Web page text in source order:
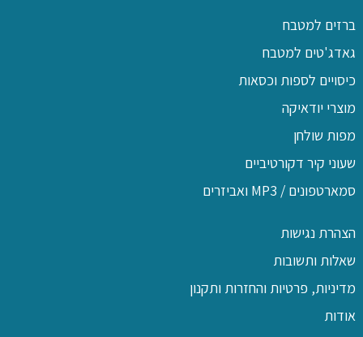
ברזים למטבח
גאדג'טים למטבח
כיסויים לספות וכסאות
מוצרי יודאיקה
מפות שולחן
שעוני קיר דקורטיביים
סמארטפונים / MP3 ואביזרים
הצהרת נגישות
שאלות ותשובות
מדיניות, פרטיות והחזרות ותקנון
אודות